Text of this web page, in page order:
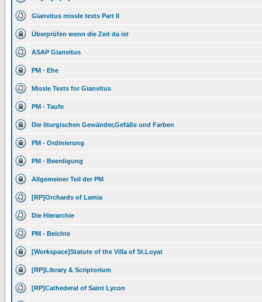
Gianvitus missle texts Part II
Überprüfen wenn die Zeit da ist
ASAP Gianvitus
PM - Ehe
Missle Texts for Gianvitus
PM - Taufe
Die liturgischen Gewänder,Gefäße und Farben
PM - Ordinierung
PM - Beerdigung
Allgemeiner Teil der PM
[RP]Orchards of Lamia
Die Hierarchie
PM - Beichte
[Workspace]Statute of the Villa of St.Loyat
[RP]Library & Scriptorium
[RP]Cathederal of Saint Lycon